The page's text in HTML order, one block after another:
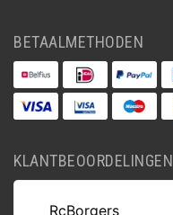
BETAALMETHODEN
KLANTBEOORDELINGEN